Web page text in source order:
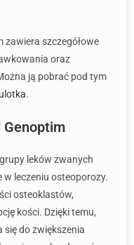
zawiera szczegółowe
oraz
ją pobrać pod tym
.
Genoptim
leków zwanych
leczeniu osteoporozy.
osteoklastów,
kości. Dzięki temu,
się do zwiększenia